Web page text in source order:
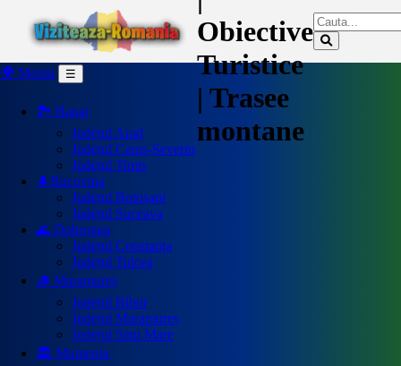
Obiective
Turistice
| Trasee
montane
🌍 Meniu ☰
🏞️ Banat
Județul Arad
Județul Caraș-Severin
Județul Timiș
🌲Bucovina
Județul Botoșani
Județul Suceava
🌊 Dobrogea
Județul Constanța
Județul Tulcea
🪵 Maramureș
Județul Bihor
Județul Maramureș
Județul Satu Mare
🏛️ Muntenia